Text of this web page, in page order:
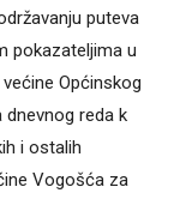
puteva
pokazateljima u
Općinskog
reda k
i ostalih
Vogošća za